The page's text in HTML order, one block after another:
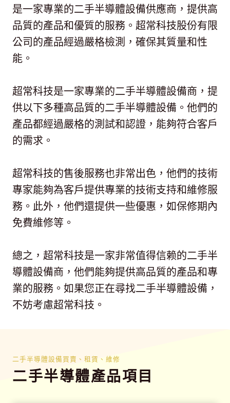
是一家專業的二手半導體設備供應商，提供高
品質的產品和優質的服務。超常科技股份有限
公司的產品經過嚴格檢測，確保其質量和性
能。
超常科技是一家專業的二手半導體設備商，提
供以下多種高品質的二手半導體設備。他們的
產品都經過嚴格的測試和認證，能夠符合客戶
的需求。
超常科技的售後服務也非常出色，他們的技術
專家能夠為客戶提供專業的技術支持和維修服
務。此外，他們還提供一些優惠，如保修期內
免費維修等。
總之，超常科技是一家非常值得信赖的二手半
導體設備商，他們能夠提供高品質的產品和專
業的服務。如果您正在尋找二手半導體設備，
不妨考慮超常科技。
二手半導體設備買賣、租賃、維修
二手半導體產品項目